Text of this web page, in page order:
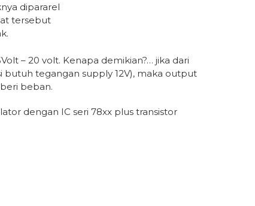
dipararel
tersebut
– 20 volt. Kenapa demikian?… jika dari
butuh tegangan supply 12V), maka output
beban.
dengan IC seri 78xx plus transistor